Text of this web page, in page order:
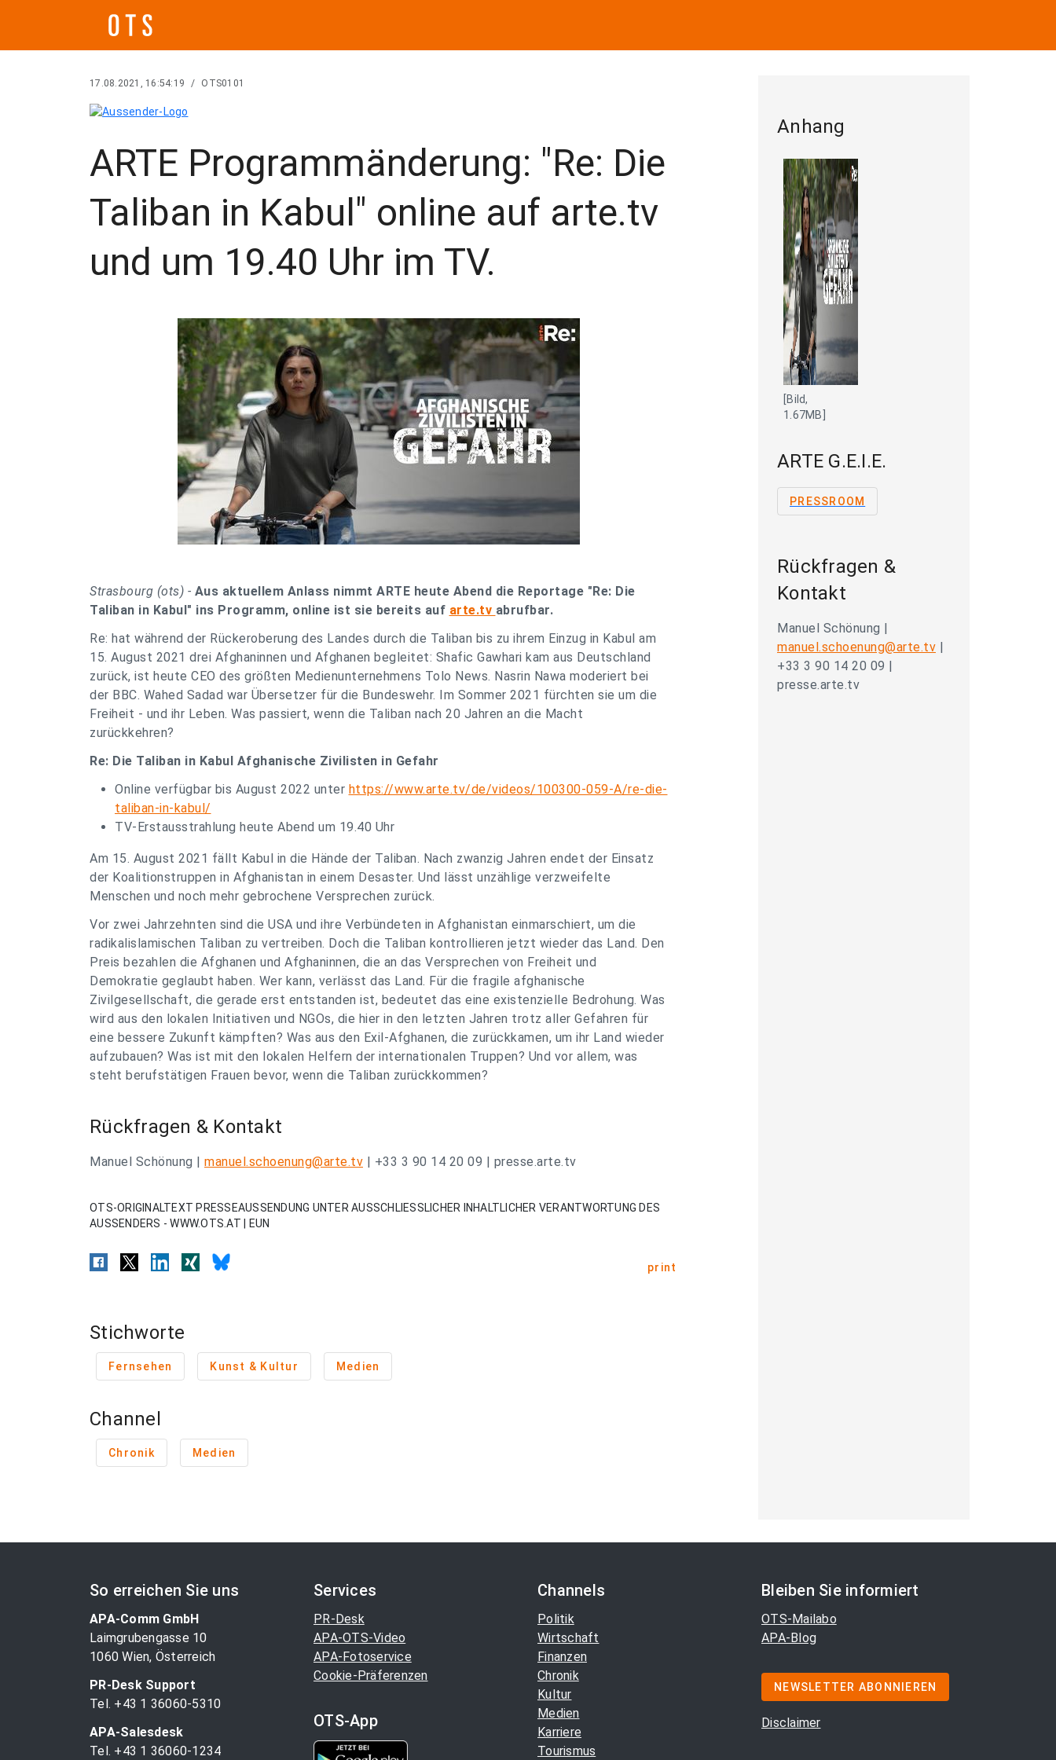
17.08.2021, 16:54:19 / OTS0101
ARTE Programmänderung: "Re: Die
Taliban in Kabul" online auf arte.tv
und um 19.40 Uhr im TV.
Strasbourg (ots) - Aus aktuellem Anlass nimmt ARTE heute Abend die Reportage "Re: Die
Taliban in Kabul" ins Programm, online ist sie bereits auf arte.tv abrufbar.
Re: hat während der Rückeroberung des Landes durch die Taliban bis zu ihrem Einzug in Kabul am
15. August 2021 drei Afghaninnen und Afghanen begleitet: Shafic Gawhari kam aus Deutschland
zurück, ist heute CEO des größten Medienunternehmens Tolo News. Nasrin Nawa moderiert bei
der BBC. Wahed Sadad war Übersetzer für die Bundeswehr. Im Sommer 2021 fürchten sie um die
Freiheit - und ihr Leben. Was passiert, wenn die Taliban nach 20 Jahren an die Macht
zurückkehren?
Re: Die Taliban in Kabul Afghanische Zivilisten in Gefahr
Online verfügbar bis August 2022 unter https://www.arte.tv/de/videos/100300-059-A/re-die-
taliban-in-kabul/
TV-Erstausstrahlung heute Abend um 19.40 Uhr
Am 15. August 2021 fällt Kabul in die Hände der Taliban. Nach zwanzig Jahren endet der Einsatz
der Koalitionstruppen in Afghanistan in einem Desaster. Und lässt unzählige verzweifelte
Menschen und noch mehr gebrochene Versprechen zurück.
Vor zwei Jahrzehnten sind die USA und ihre Verbündeten in Afghanistan einmarschiert, um die
radikalislamischen Taliban zu vertreiben. Doch die Taliban kontrollieren jetzt wieder das Land. Den
Preis bezahlen die Afghanen und Afghaninnen, die an das Versprechen von Freiheit und
Demokratie geglaubt haben. Wer kann, verlässt das Land. Für die fragile afghanische
Zivilgesellschaft, die gerade erst entstanden ist, bedeutet das eine existenzielle Bedrohung. Was
wird aus den lokalen Initiativen und NGOs, die hier in den letzten Jahren trotz aller Gefahren für
eine bessere Zukunft kämpften? Was aus den Exil-Afghanen, die zurückkamen, um ihr Land wieder
aufzubauen? Was ist mit den lokalen Helfern der internationalen Truppen? Und vor allem, was
steht berufstätigen Frauen bevor, wenn die Taliban zurückkommen?
Rückfragen & Kontakt
Manuel Schönung | manuel.schoenung@arte.tv | +33 3 90 14 20 09 | presse.arte.tv
OTS-ORIGINALTEXT PRESSEAUSSENDUNG UNTER AUSSCHLIESSLICHER INHALTLICHER VERANTWORTUNG DES
AUSSENDERS - WWW.OTS.AT | EUN
print
Stichworte
Fernsehen Kunst & Kultur Medien
Channel
Chronik Medien
Anhang
[Bild,
1.67MB]
ARTE G.E.I.E.
PRESSROOM
Rückfragen &
Kontakt
Manuel Schönung |
manuel.schoenung@arte.tv |
+33 3 90 14 20 09 |
presse.arte.tv
So erreichen Sie uns
APA-Comm GmbH
Laimgrubengasse 10
1060 Wien, Österreich
PR-Desk Support
Tel. +43 1 36060-5310
APA-Salesdesk
Tel. +43 1 36060-1234
Services
PR-Desk
APA-OTS-Video
APA-Fotoservice
Cookie-Präferenzen
OTS-App
Channels
Politik
Wirtschaft
Finanzen
Chronik
Kultur
Medien
Karriere
Tourismus
Bleiben Sie informiert
OTS-Mailabo
APA-Blog
NEWSLETTER ABONNIEREN
Disclaimer